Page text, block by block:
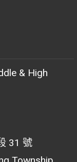
& High
31 號